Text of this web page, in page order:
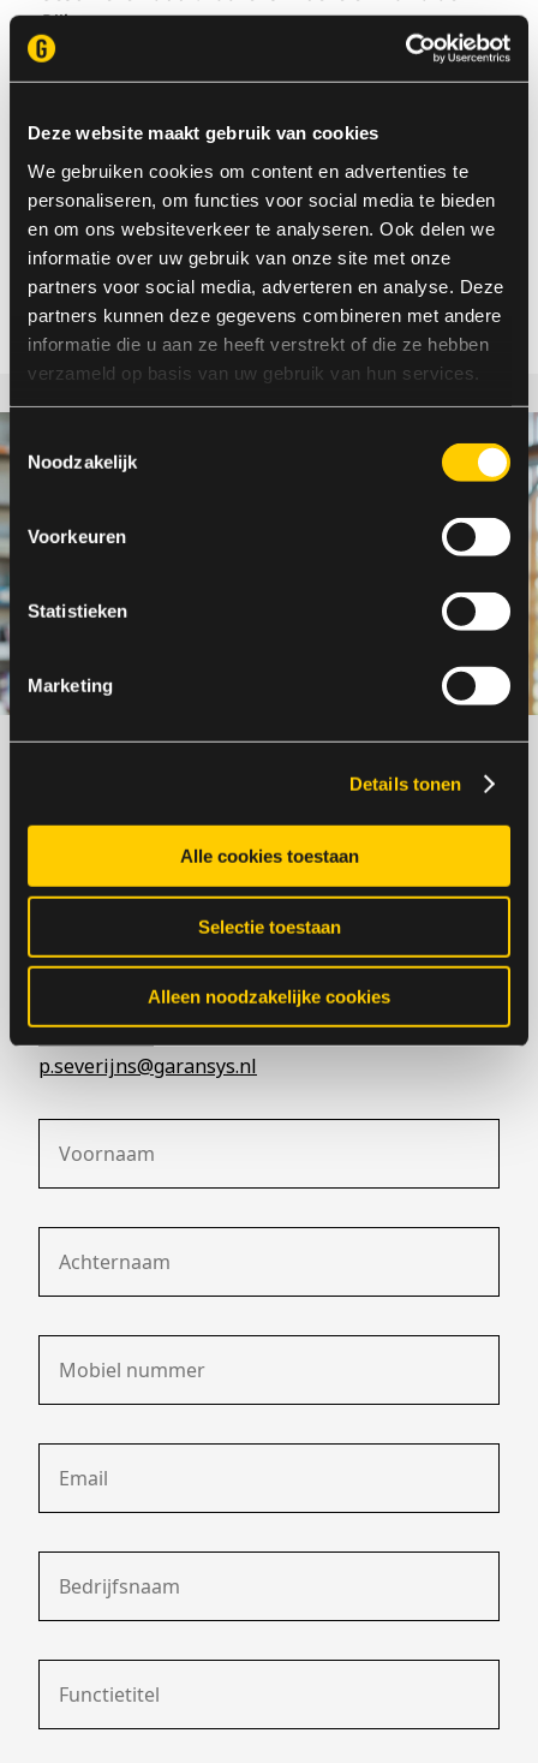
Deze website maakt gebruik van cookies
We gebruiken cookies om content en advertenties te
personaliseren, om functies voor social media te bieden
en om ons websiteverkeer te analyseren. Ook delen we
informatie over uw gebruik van onze site met onze
partners voor social media, adverteren en analyse. Deze
partners kunnen deze gegevens combineren met andere
informatie die u aan ze heeft verstrekt of die ze hebben
verzameld op basis van uw gebruik van hun services.
Noodzakelijk
Voorkeuren
Statistieken
Marketing
Details tonen
Alle cookies toestaan
Selectie toestaan
Alleen noodzakelijke cookies
Rijke
Delen
Meer weten? Neem
contact op.
Patrick Severijns
Business Unit Manager
p.severijns@garansys.nl